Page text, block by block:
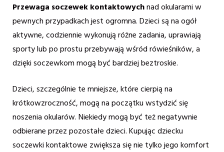
Przewaga soczewek kontaktowychnad okularami w
pewnych przypadkach jest ogromna. Dzieci są na ogół
aktywne, codziennie wykonują różne zadania, uprawiają
sporty lub po prostu przebywają wśród rówieśników, a
dzięki soczewkom mogą być bardziej beztroskie.
Dzieci, szczególnie te mniejsze, które cierpią na
krótkowzroczność, mogą na początku wstydzić się
noszenia okularów. Niekiedy mogą być też negatywnie
odbierane przez pozostałe dzieci. Kupując dziecku
soczewki kontaktowe zwiększa się nie tylko jego komfort